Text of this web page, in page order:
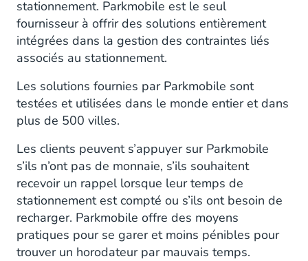
stationnement. Parkmobile est le seul
fournisseur à offrir des solutions entièrement
intégrées dans la gestion des contraintes liés
associés au stationnement.
Les solutions fournies par Parkmobile sont
testées et utilisées dans le monde entier et dans
plus de 500 villes.
Les clients peuvent s’appuyer sur Parkmobile
s’ils n’ont pas de monnaie, s’ils souhaitent
recevoir un rappel lorsque leur temps de
stationnement est compté ou s’ils ont besoin de
recharger. Parkmobile offre des moyens
pratiques pour se garer et moins pénibles pour
trouver un horodateur par mauvais temps.